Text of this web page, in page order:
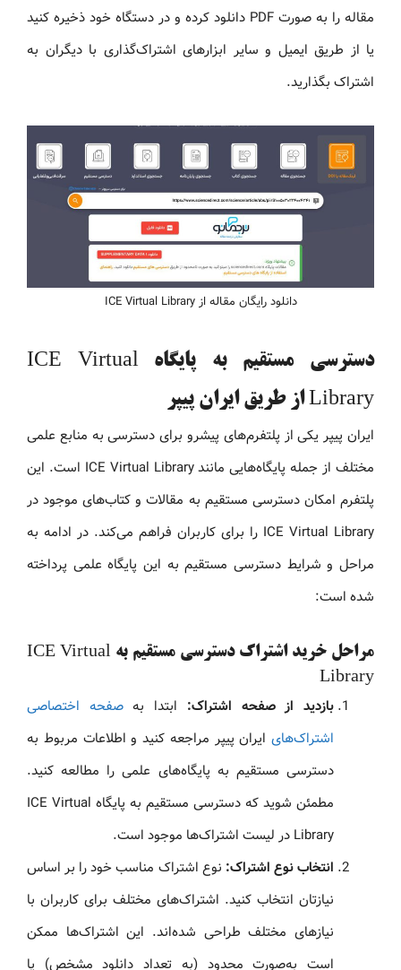
مقاله را به صورت PDF دانلود کرده و در دستگاه خود ذخیره کنید
یا از طریق ایمیل و سایر ابزارهای اشتراک‌گذاری با دیگران به
اشتراک بگذارید.
دانلود رایگان مقاله از ICE Virtual Library
دسترسی مستقیم به پایگاه ICE Virtual
Library از طریق ایران پیپر
ایران پیپر یکی از پلتفرم‌های پیشرو برای دسترسی به منابع علمی
مختلف از جمله پایگاه‌هایی مانند ICE Virtual Library است. این
پلتفرم امکان دسترسی مستقیم به مقالات و کتاب‌های موجود در
ICE Virtual Library را برای کاربران فراهم می‌کند. در ادامه به
مراحل و شرایط دسترسی مستقیم به این پایگاه علمی پرداخته
شده است:
مراحل خرید اشتراک دسترسی مستقیم به ICE Virtual
Library
بازدید از صفحه اشتراک: ابتدا بهصفحه اختصاصی
اشتراک‌های ایران پیپر مراجعه کنید و اطلاعات مربوط به
دسترسی مستقیم به پایگاه‌های علمی را مطالعه کنید.
مطمئن شوید که دسترسی مستقیم به پایگاه ICE Virtual
Library در لیست اشتراک‌ها موجود است.
انتخاب نوع اشتراک: نوع اشتراک مناسب خود را بر اساس
نیازتان انتخاب کنید. اشتراک‌های مختلف برای کاربران با
نیازهای مختلف طراحی شده‌اند. این اشتراک‌ها ممکن
است به‌صورت محدود (به تعداد دانلود مشخص) یا